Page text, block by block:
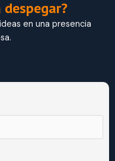
en una presencia